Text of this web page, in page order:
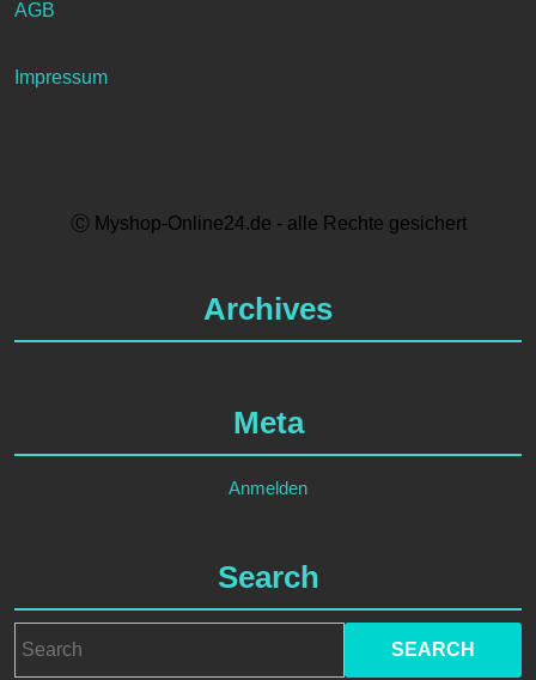
AGB
Impressum
Ⓒ Myshop-Online24.de - alle Rechte gesichert
Archives
Meta
Anmelden
Search